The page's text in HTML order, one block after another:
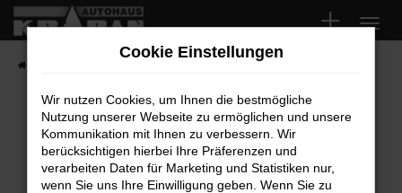
Zum
Hauptinhalt
springen
Fahrzeugsuche
Fehler: Network Error
Beim Laden ist ein Fehler aufgetreten.
Hier sind ein paar Tipps, die dir helfen können:
Cookie Einstellungen
Wir nutzen Cookies, um Ihnen die bestmögliche
Nutzung unserer Webseite zu ermöglichen und unsere
Kommunikation mit Ihnen zu verbessern. Wir
berücksichtigen hierbei Ihre Präferenzen und
verarbeiten Daten für Marketing und Statistiken nur,
wenn Sie uns Ihre Einwilligung geben. Wenn Sie zu